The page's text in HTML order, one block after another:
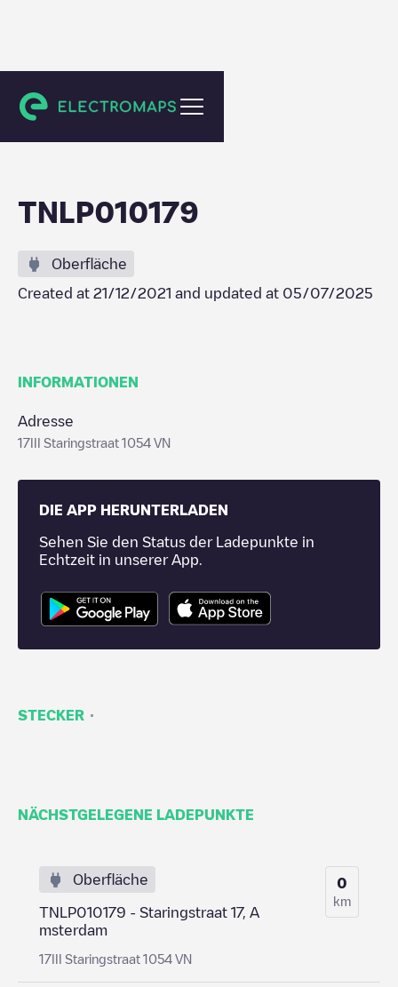
Amsterdam
TNLP010179
Oberfläche
Created at 21/12/2021 and updated at 05/07/2025
INFORMATIONEN
Adresse
17III Staringstraat 1054 VN
DIE APP HERUNTERLADEN
Sehen Sie den Status der Ladepunkte in
Echtzeit in unserer App.
STECKER ·
NÄCHSTGELEGENE LADEPUNKTE
Oberfläche
TNLP010179 - Staringstraat 17, A
msterdam
17III Staringstraat 1054 VN
0
km